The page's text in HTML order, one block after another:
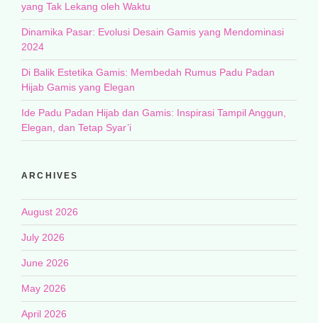
yang Tak Lekang oleh Waktu
Dinamika Pasar: Evolusi Desain Gamis yang Mendominasi
2024
Di Balik Estetika Gamis: Membedah Rumus Padu Padan
Hijab Gamis yang Elegan
Ide Padu Padan Hijab dan Gamis: Inspirasi Tampil Anggun,
Elegan, dan Tetap Syar’i
ARCHIVES
August 2026
July 2026
June 2026
May 2026
April 2026